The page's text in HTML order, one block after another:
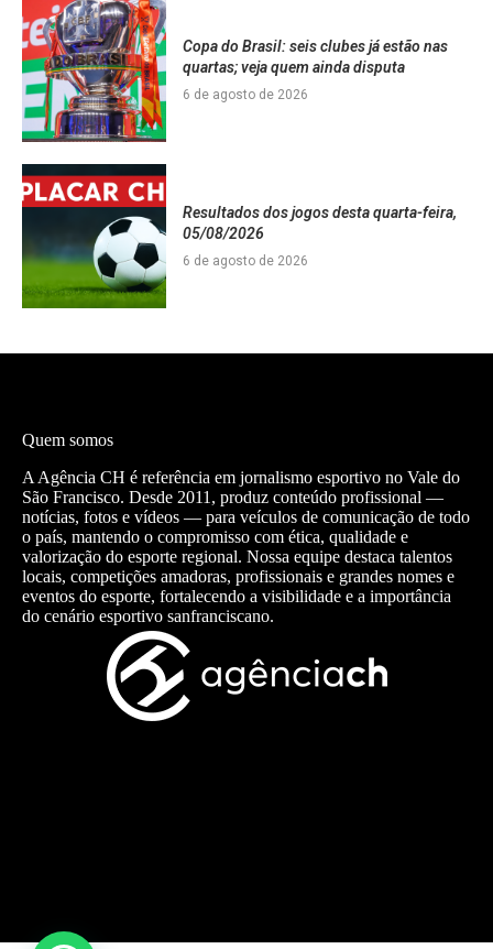
Copa do Brasil: seis clubes já estão nas
quartas; veja quem ainda disputa
6 de agosto de 2026
Resultados dos jogos desta quarta-feira,
05/08/2026
6 de agosto de 2026
Quem somos
A Agência CH é referência em jornalismo esportivo no Vale do
São Francisco. Desde 2011, produz conteúdo profissional —
notícias, fotos e vídeos — para veículos de comunicação de todo
o país, mantendo o compromisso com ética, qualidade e
valorização do esporte regional. Nossa equipe destaca talentos
locais, competições amadoras, profissionais e grandes nomes e
eventos do esporte, fortalecendo a visibilidade e a importância
do cenário esportivo sanfranciscano.